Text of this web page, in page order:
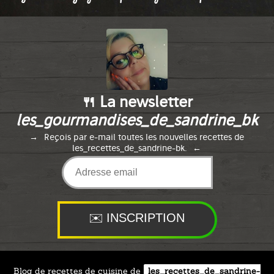
CHAMPIGNONS
Publié le 30/08/2024 à 0:00
🍴 La newsletter
les_gourmandises_de_sandrine_bk
Reçois par e-mail toutes les nouvelles recettes de
les_recettes_de_sandrine-bk.
Blog de recettes de cuisine de les_recettes_de_sandrine-